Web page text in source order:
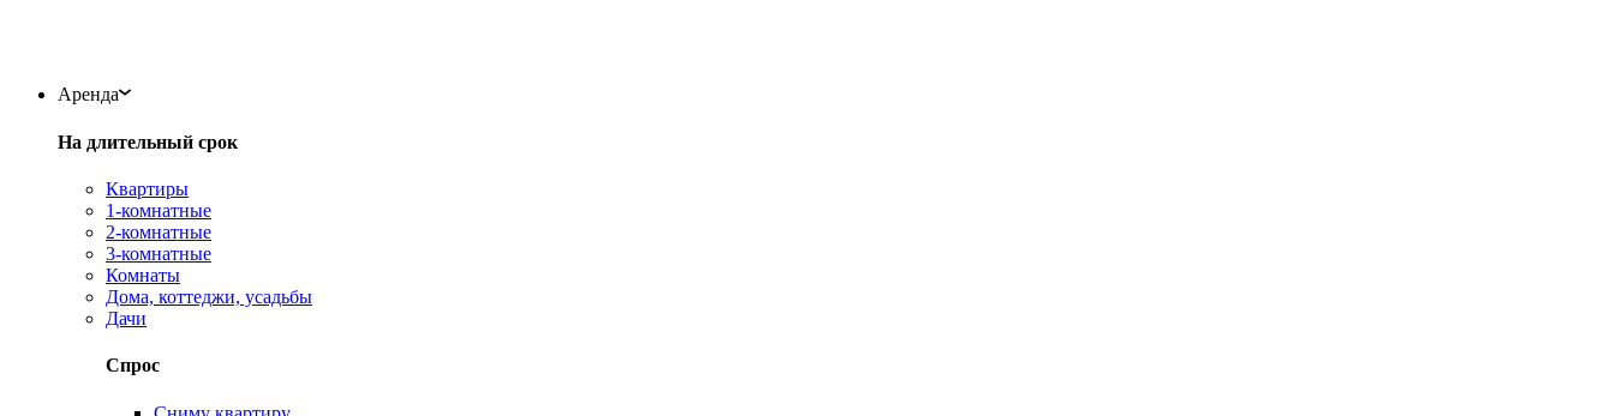
Аренда
На длительный срок
Квартиры
1-комнатные
2-комнатные
3-комнатные
Комнаты
Дома, коттеджи, усадьбы
Дачи
Спрос